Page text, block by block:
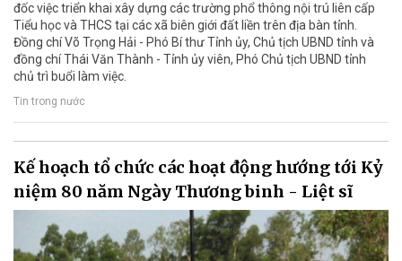
đốc việc triển khai xây dựng các trường phổ thông nội trú liên cấp
Tiểu học và THCS tại các xã biên giới đất liền trên địa bàn tỉnh.
Đồng chí Võ Trọng Hải - Phó Bí thư Tỉnh ủy, Chủ tịch UBND tỉnh và
đồng chí Thái Văn Thành - Tỉnh ủy viên, Phó Chủ tịch UBND tỉnh
chủ trì buổi làm việc.
Tin trong nước
Kế hoạch tổ chức các hoạt động hướng tới Kỷ
niệm 80 năm Ngày Thương binh - Liệt sĩ